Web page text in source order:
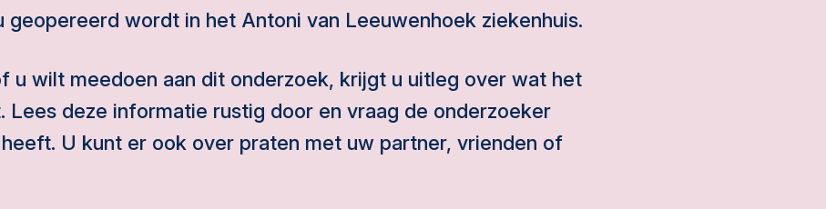
geopereerd wordt in het Antoni van Leeuwenhoek ziekenhuis.
u wilt meedoen aan dit onderzoek, krijgt u uitleg over wat het
Lees deze informatie rustig door en vraag de onderzoeker
U kunt er ook over praten met uw partner, vrienden of